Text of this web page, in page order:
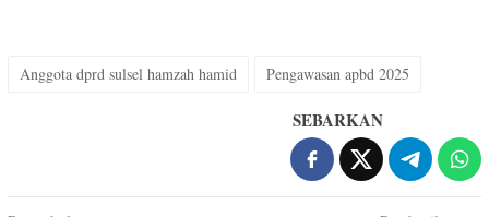
Anggota dprd sulsel hamzah hamid Pengawasan apbd 2025
SEBARKAN